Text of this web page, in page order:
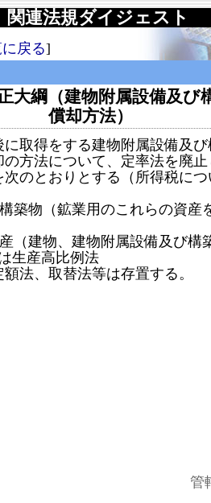
関連法規ダイジェスト
戻る]
大綱（建物附属設備及び
償却方法）
に取得をする建物附属設備及
方法について、定率法を廃
のとおりとする（所得税に
築物（鉱業用のこれらの資産
（建物、建物附属設備及び構
生産高比例法
額法、取替法等は存置する。
管